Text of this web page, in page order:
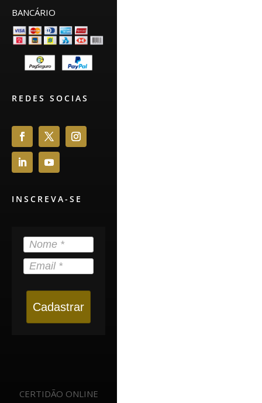
BANCÁRIO
REDES SOCIAS
INSCREVA-SE
Cadastrar
CERTIDÃO ONLINE